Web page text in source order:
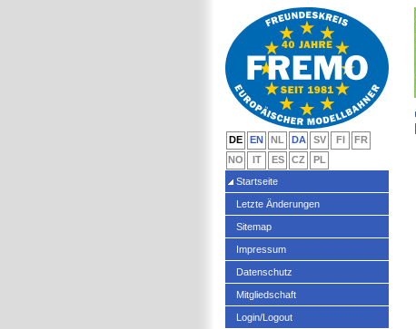
DE EN NL DA SV FI
FR
NO
IT ES CZ
PL
Startseite
Letzte Änderungen
Sitemap
Impressum
Datenschutz
Mitgliedschaft
Login/Logout